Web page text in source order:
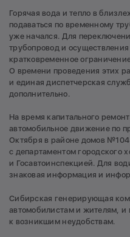
Горячая вода и тепло в
подаваться по временному
уже начался. Для
трубопровод и
кратковременное
О времени проведения этих
и единая диспетчерская
дополнительно.
На время капитального
автомобильное движение по
Октября в районе домов
с департаментом городского
и Госавтоинспекцией. Для
знаковая информация и
Сибирская генерирующая
автомобилистам и жителям, и
к возникшим неудобствам.